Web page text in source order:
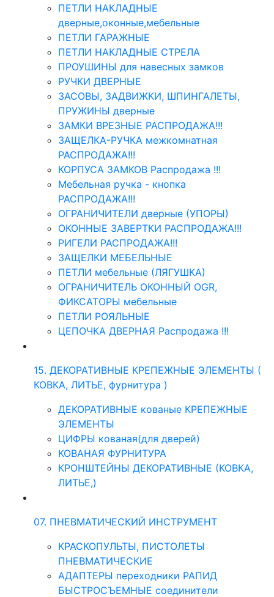
ПЕТЛИ НАКЛАДНЫЕ
дверные,оконные,мебельные
ПЕТЛИ ГАРАЖНЫЕ
ПЕТЛИ НАКЛАДНЫЕ СТРЕЛА
ПРОУШИНЫ для навесных замков
РУЧКИ ДВЕРНЫЕ
ЗАСОВЫ, ЗАДВИЖКИ, ШПИНГАЛЕТЫ,
ПРУЖИНЫ дверные
ЗАМКИ ВРЕЗНЫЕ РАСПРОДАЖА!!!
ЗАЩЕЛКА-РУЧКА межкомнатная
РАСПРОДАЖА!!!
КОРПУСА ЗАМКОВ Распродажа !!!
Мебельная ручка - кнопка
РАСПРОДАЖА!!!
ОГРАНИЧИТЕЛИ дверные (УПОРЫ)
ОКОННЫЕ ЗАВЕРТКИ РАСПРОДАЖА!!!
РИГЕЛИ РАСПРОДАЖА!!!
ЗАЩЕЛКИ МЕБЕЛЬНЫЕ
ПЕТЛИ мебельные (ЛЯГУШКА)
ОГРАНИЧИТЕЛЬ ОКОННЫЙ OGR,
ФИКСАТОРЫ мебельные
ПЕТЛИ РОЯЛЬНЫЕ
ЦЕПОЧКА ДВЕРНАЯ Распродажа !!!
15. ДЕКОРАТИВНЫЕ КРЕПЕЖНЫЕ ЭЛЕМЕНТЫ (
КОВКА, ЛИТЬЕ, фурнитура )
ДЕКОРАТИВНЫЕ кованые КРЕПЕЖНЫЕ
ЭЛЕМЕНТЫ
ЦИФРЫ кованая(для дверей)
КОВАНАЯ ФУРНИТУРА
КРОНШТЕЙНЫ ДЕКОРАТИВНЫЕ (КОВКА,
ЛИТЬЕ,)
07. ПНЕВМАТИЧЕСКИЙ ИНСТРУМЕНТ
КРАСКОПУЛЬТЫ, ПИСТОЛЕТЫ
ПНЕВМАТИЧЕСКИЕ
АДАПТЕРЫ переходники РАПИД
БЫСТРОСЪЕМНЫЕ соединители